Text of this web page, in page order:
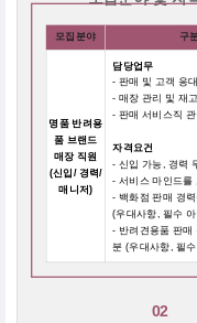
모집분야 구
명품 반려용
품 브랜드
매장 직원
(신입/ 경력/
매니저)
담당업무
- 판매 및 고객 응대
- 매장 관리 및 재
- 판매 서비스직
자격요건
- 신입 가능, 경력
- 서비스 마인드를
- 백화점 판매 경
(우대사항, 필수
- 반려견용품 판매
분 (우대사항, 필
02